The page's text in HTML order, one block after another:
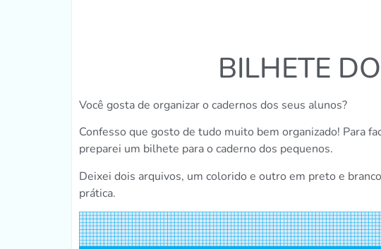
BILHETE
Você gosta de organizar o cadernos dos seus alunos?
Confesso que gosto de tudo muito bem organizado! Para
preparei um bilhete para o caderno dos pequenos.
Deixei dois arquivos, um colorido e outro em preto e
prática.